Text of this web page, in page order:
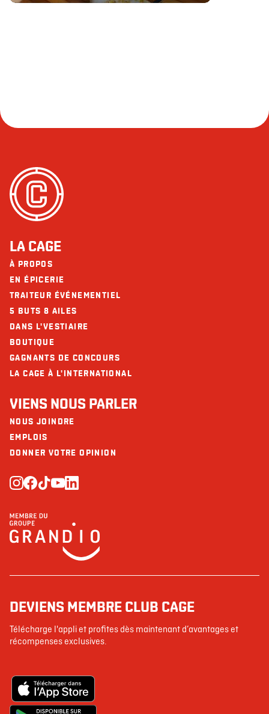
LA CAGE
À PROPOS
EN ÉPICERIE
TRAITEUR ÉVÉNEMENTIEL
5 BUTS 8 AILES
DANS L'VESTIAIRE
BOUTIQUE
GAGNANTS DE CONCOURS
LA CAGE À L'INTERNATIONAL
VIENS NOUS PARLER
NOUS JOINDRE
EMPLOIS
DONNER VOTRE OPINION
DEVIENS MEMBRE CLUB CAGE
Télécharge l'appli et profites dès maintenant d’avantages et
récompenses exclusives.